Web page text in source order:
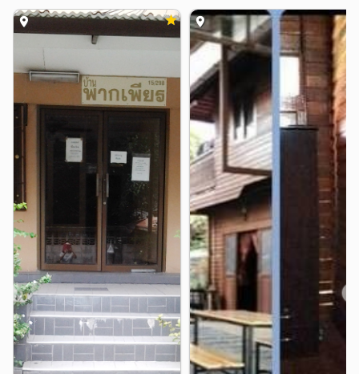
????ราคา 7,500.-บาท/เดือน????
สนใจสอบถามเพิ่มเติม tel/line 0816689255
สถานที่ใกล้เคียง :????สถานที่ใกล้เคียง???? - Scb สำนักงานใหญ่
เดินเพียง 2 นาที - เมเจอร์รัชโยธิน เดินเพียง 5 นาที - ตึกช้าง
เดินเพียง 4 นาที - 7-11 เพียง 350 เมตร - เซ็นทรัลลาดพร้าว
นั่ง bts เพียง 1 สถานี - Union Mall นั่ง bts 1 สถานี
สวนจตุจักร bts 2 สถานี - ตึกรสา ทาวเวอร์ 1 กม. - ตึกชิน
วัตร 3 1.5 กม. - ปตท สำนักงานใหญ่ 3.2 กม - โรงพยาบาล
เปาโลเกษตร นั่ง bts 2 สถานี - มหาวิทยาลัยเกษตรศาสตร์
นั่ง bts 3 สถานี - มหาวิทยาลัยศรีปทุม นั่ง bts 5 สถานี - ศาล
อาญา รัชดา 2.5 กม.
ม.เซนต์จอห์น 1.7 กม. ม.เกษตร บางเขน 2.6 กม.
สถาบันการบินพลเรือน 3.0 กม.
รร.สารวิทยา ม.ศรีปทุม 3.9 กม.
แหล่งช๊อปปิ้ง
SCB Park Plaza 0.2 กม. เมเจอร์ รัชโยธิน 0.5 กม.
โลตัส ลาดพร้าว
เทสโก้โลตัส(ลาดพร้าว) 0.9 กม.
เซ็นทรัล ลาดพร้าว 1.2 กม. ยูเนี่ยนมอลล์ 1.4 กม.
โรงพยาบาล
รพ.เปาโล เกษตร 1.5 กม. รพ.วิภาวดี
รพ.เกษมราษฎร์ ประชาชื่น 2.8 กม.
รพ.เปาโลเมโมเรียล 4.0 กม.
รพ.เปาโล เมโมเรียล พหลโยธิน 4.0 กม.
รพ.นนทเวช 4.1 กม.
อื่นๆ
ตึกช้าง 0.4 กม. เอ็นเนอยี่ คอมเพล็กซ์